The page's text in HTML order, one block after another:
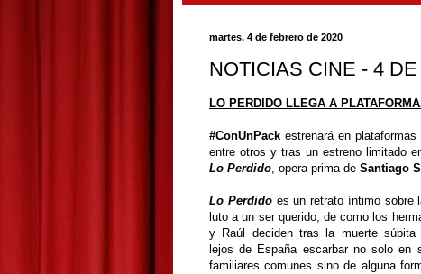
martes, 4 de febrero de 2020
NOTICIAS CINE - 4
LO PERDIDO LLEGA A
#ConUnPack estrenará en
entre otros y tras un estreno limitado
Lo Perdido, opera prima de Santiago
Lo Perdidoes un retrato íntimo sobre
luto a un ser querido, de como los
y Raúl deciden tras la muerte súbita
lejos de España escarbar no solo en
familiares comunes sino de alguna